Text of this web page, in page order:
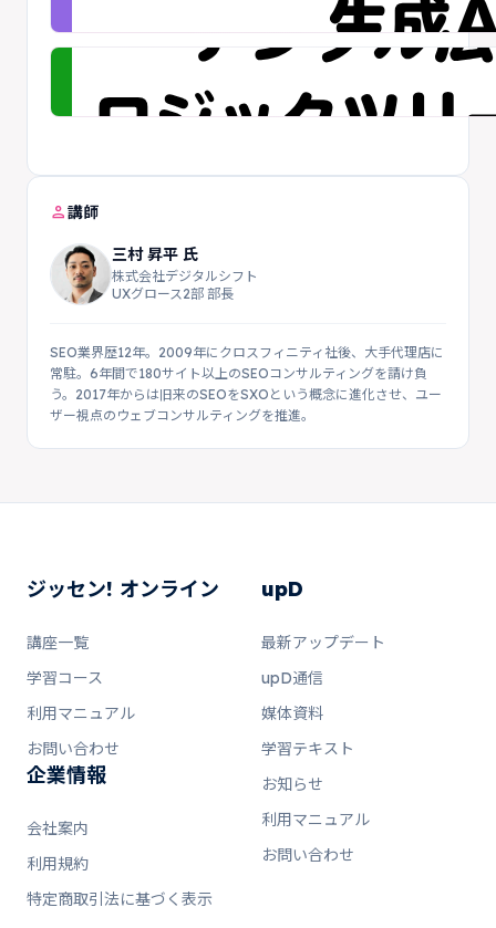
person講師
三村 昇平 氏
株式会社デジタルシフト
UXグロース2部 部長
SEO業界歴12年。2009年にクロスフィニティ社後、大手代理店に
常駐。6年間で180サイト以上のSEOコンサルティングを請け負
う。2017年からは旧来のSEOをSXOという概念に進化させ、ユー
ザー視点のウェブコンサルティングを推進。
ジッセン! オンライン
講座一覧
学習コース
利用マニュアル
お問い合わせ
企業情報
会社案内
利用規約
特定商取引法に基づく表示
upD
最新アップデート
upD通信
媒体資料
学習テキスト
お知らせ
利用マニュアル
お問い合わせ